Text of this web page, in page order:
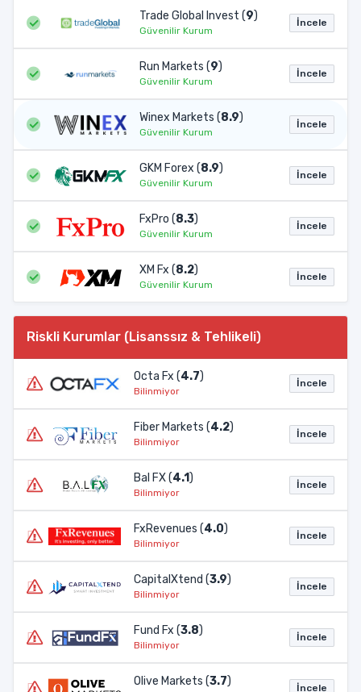
Trade Global Invest (9)
Güvenilir Kurum
İncele
Run Markets (9)
Güvenilir Kurum
İncele
Winex Markets (8.9)
Güvenilir Kurum
İncele
GKM Forex (8.9)
Güvenilir Kurum
İncele
FxPro (8.3)
Güvenilir Kurum
İncele
XM Fx (8.2)
Güvenilir Kurum
İncele
Riskli Kurumlar (Lisanssız & Tehlikeli)
Octa Fx (4.7)
Bilinmiyor
İncele
Fiber Markets (4.2)
Bilinmiyor
İncele
Bal FX (4.1)
Bilinmiyor
İncele
FxRevenues (4.0)
Bilinmiyor
İncele
CapitalXtend (3.9)
Bilinmiyor
İncele
Fund Fx (3.8)
Bilinmiyor
İncele
Olive Markets (3.7) İncele